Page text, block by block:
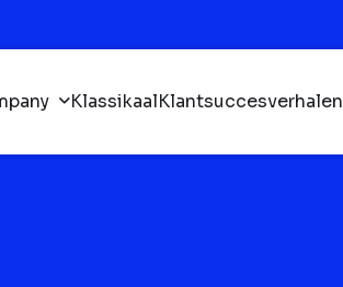
KlassikaalKlantsuccesverhalen